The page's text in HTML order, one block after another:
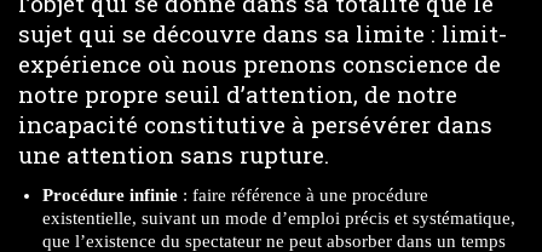
sujet qui se découvre dans sa limite : limit-
expérience où nous prenons conscience de
notre propre seuil d’attention, de notre
incapacité constitutive à persévérer dans
une attention sans rupture.
Procédure infinie : faire référence à une procédure
existentielle, suivant un mode d’emploi précis et systématique,
que l’existence du spectateur ne peut absorber dans un temps